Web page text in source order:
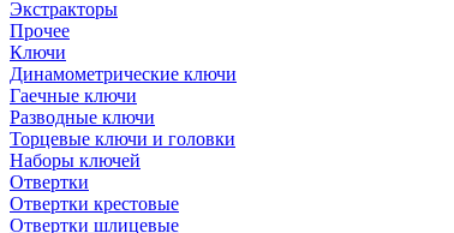
Экстракторы
Прочее
Ключи
Динамометрические ключи
Гаечные ключи
Разводные ключи
Торцевые ключи и головки
Наборы ключей
Отвертки
Отвертки крестовые
Отвертки шлицевые